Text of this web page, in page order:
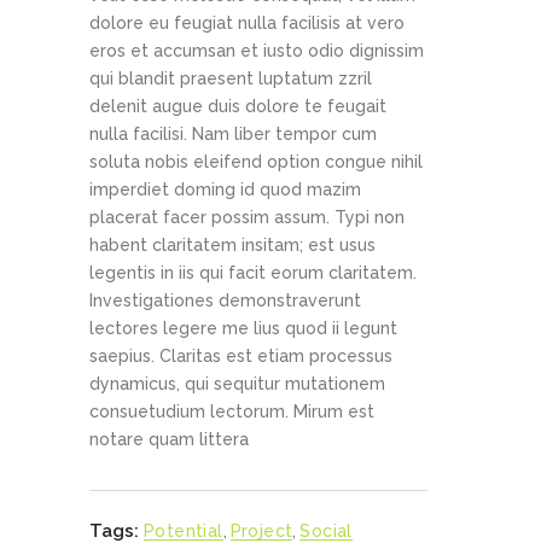
dolore eu feugiat nulla facilisis at vero
eros et accumsan et iusto odio dignissim
qui blandit praesent luptatum zzril
delenit augue duis dolore te feugait
nulla facilisi. Nam liber tempor cum
soluta nobis eleifend option congue nihil
imperdiet doming id quod mazim
placerat facer possim assum. Typi non
habent claritatem insitam; est usus
legentis in iis qui facit eorum claritatem.
Investigationes demonstraverunt
lectores legere me lius quod ii legunt
saepius. Claritas est etiam processus
dynamicus, qui sequitur mutationem
consuetudium lectorum. Mirum est
notare quam littera
Tags: Potential Project Social